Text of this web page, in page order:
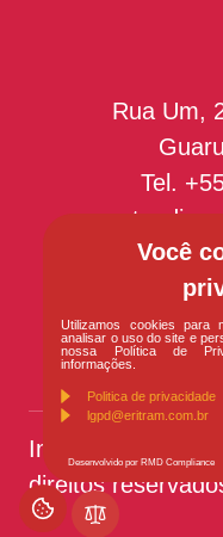
Rua Um,
Tel.
Indutil
direitos
Você
Utilizamos cookies para
analisar o uso do site e
nossa Política de
informações.
Politica de privacidade
lgpd@eritram.com.br
Desenvolvido por RMD Compliance